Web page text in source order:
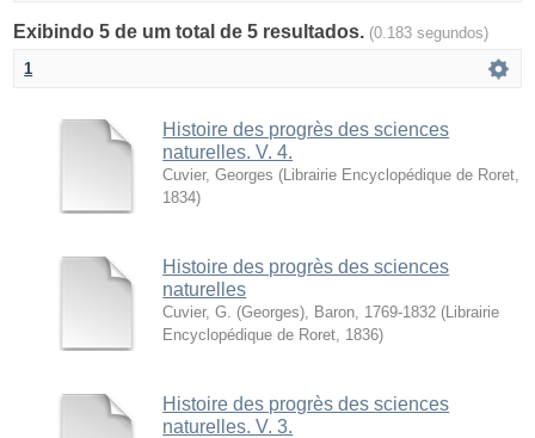
Exibindo 5 de um total de 5 resultados. (0.183 segundos)
1
Histoire des progrès des sciences
naturelles. V. 4.
Cuvier, Georges ( Librairie Encyclopédique de Roret
1834)
Histoire des progrès des sciences
naturelles
Cuvier, G. (Georges), Baron, 1769-1832 ( Librairie
Encyclopédique de Roret 1836)
Histoire des progrès des sciences
naturelles. V. 3.